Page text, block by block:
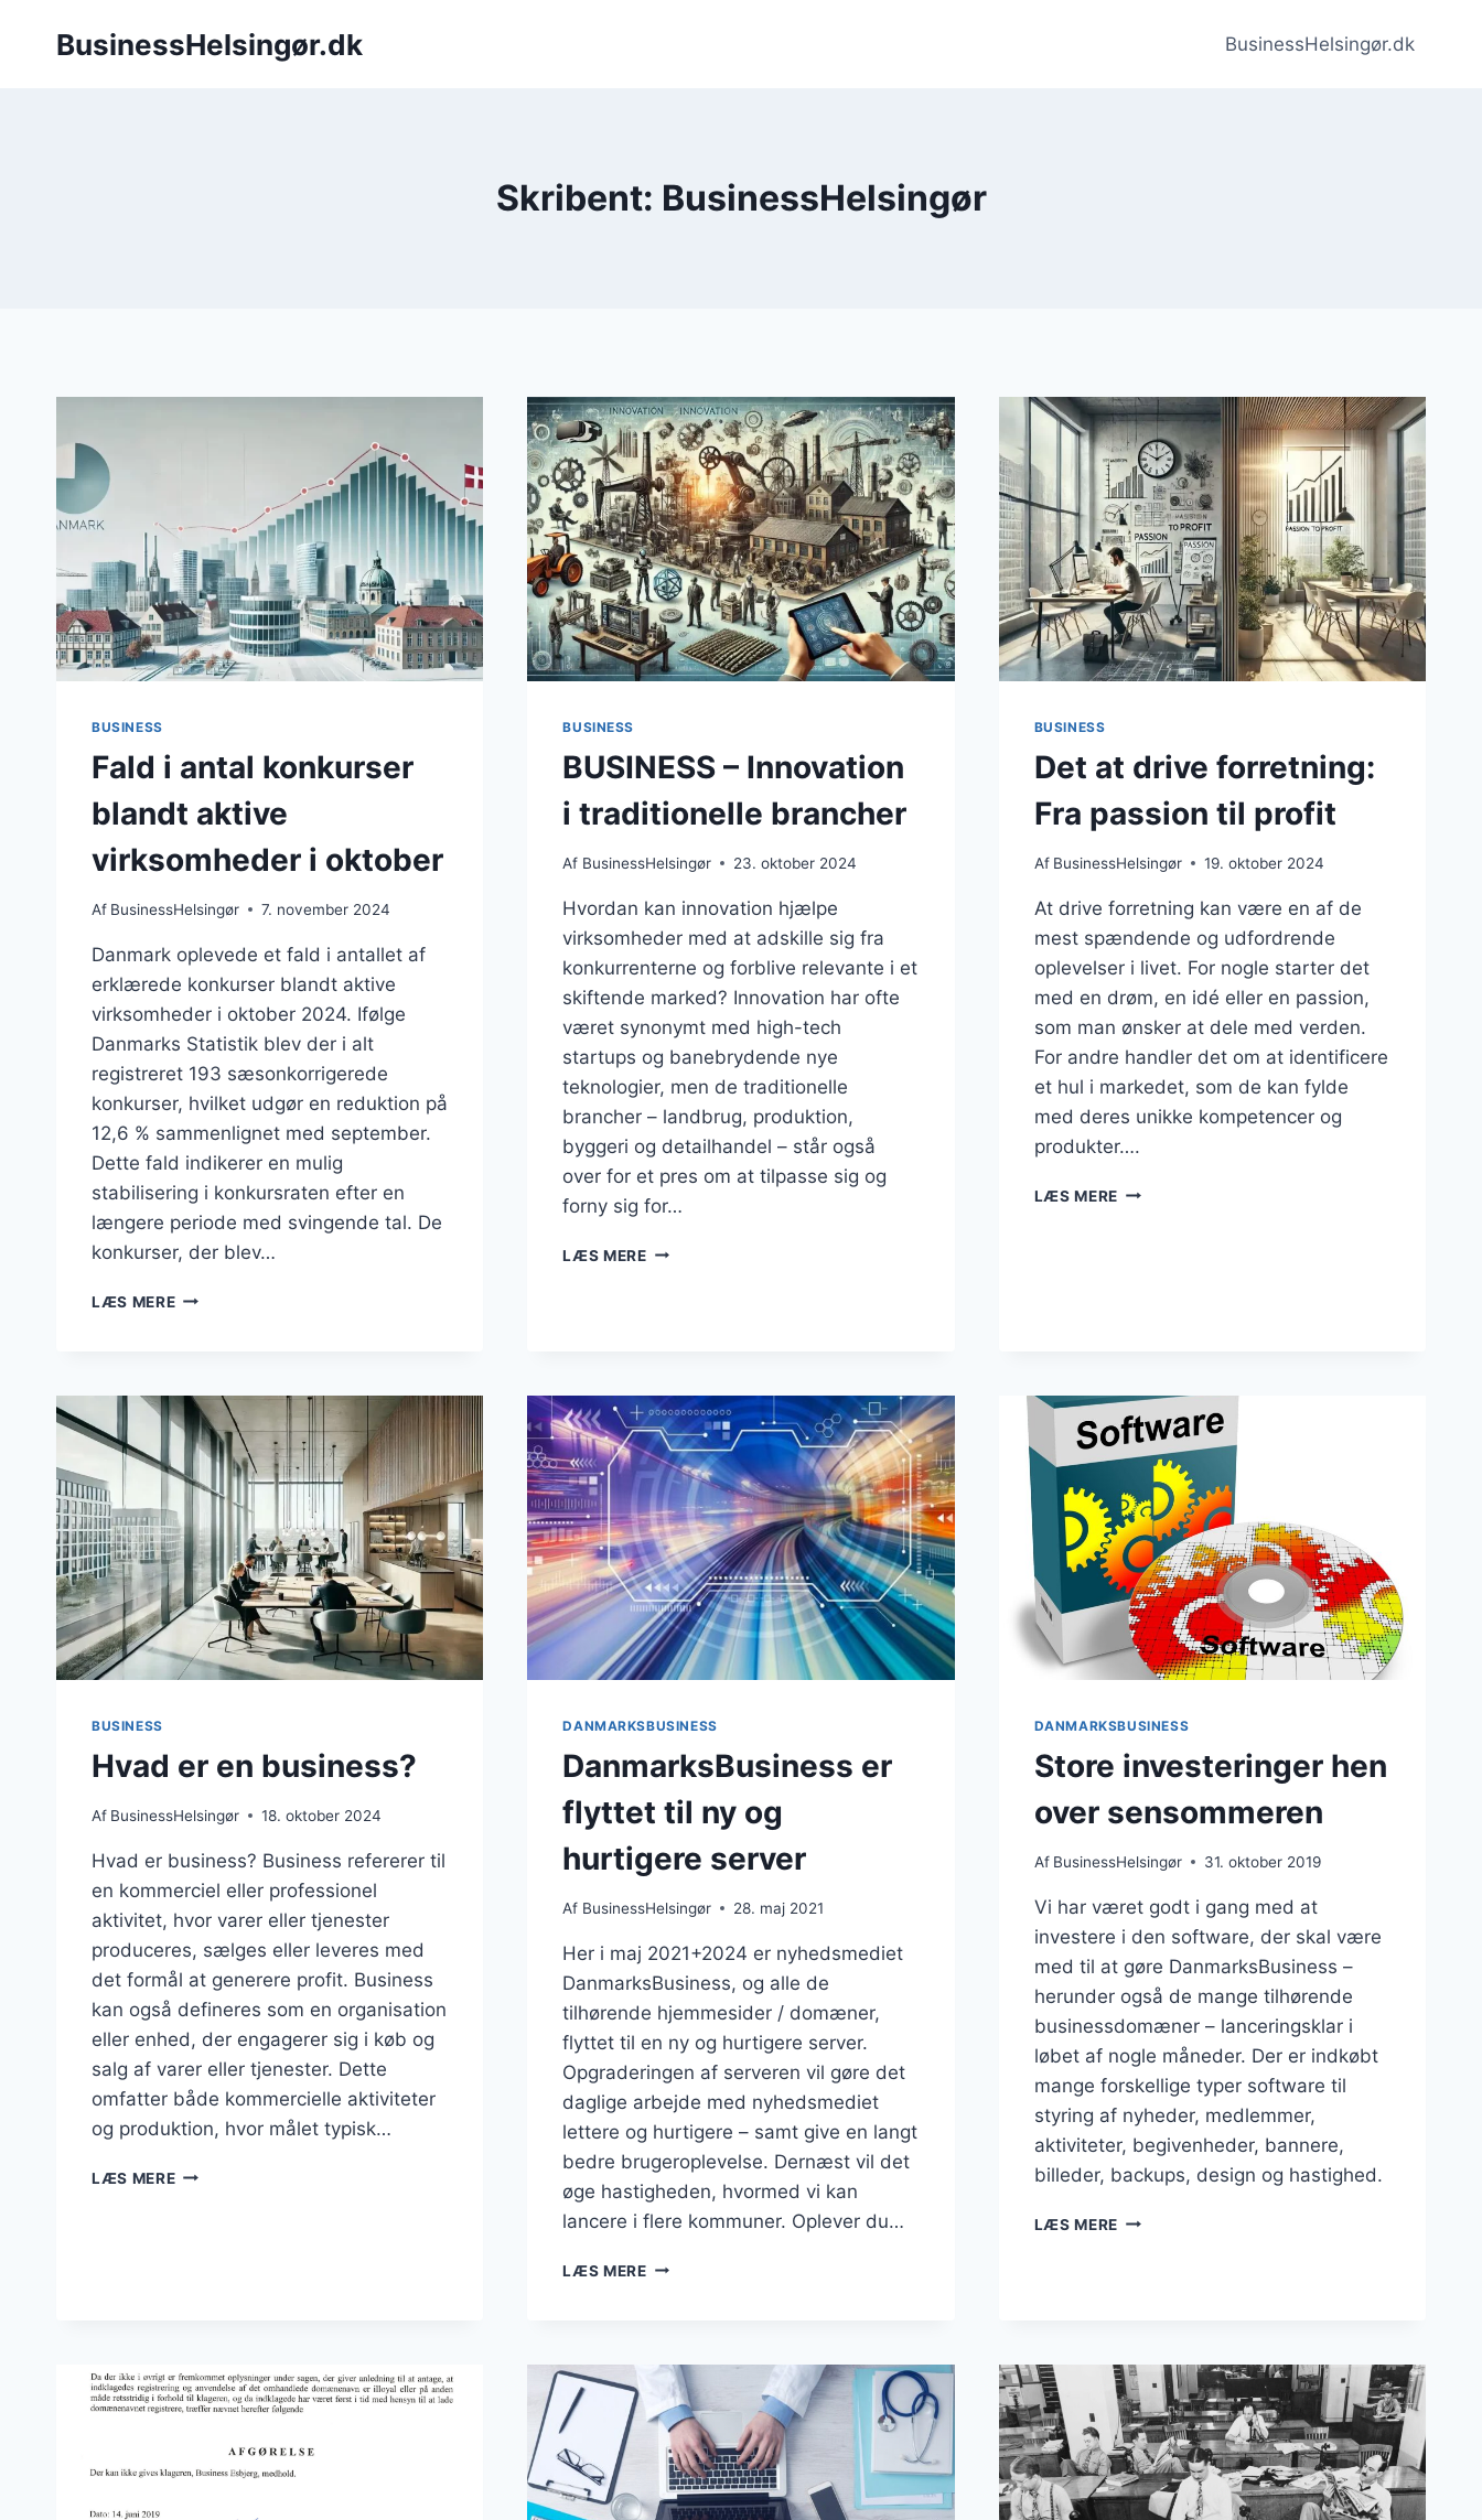
BusinessHelsingør.dk BusinessHelsingør.dk
Skribent: BusinessHelsingør
BUSINESS
Fald i antal konkurser
blandt aktive
virksomheder i oktober
Af BusinessHelsingør 7. november 2024
Danmark oplevede et fald i antallet af
erklærede konkurser blandt aktive
virksomheder i oktober 2024. Ifølge
Danmarks Statistik blev der i alt
registreret 193 sæsonkorrigerede
konkurser, hvilket udgør en reduktion på
12,6 % sammenlignet med september.
Dette fald indikerer en mulig
stabilisering i konkursraten efter en
længere periode med svingende tal. De
konkurser, der blev…
LÆS MEREFALD
AKTIVE
VIRKSOMHEDER
OKTOBER
BUSINESS
BUSINESS – Innovation
i traditionelle brancher
Af BusinessHelsingør 23. oktober 2024
Hvordan kan innovation hjælpe
virksomheder med at adskille sig fra
konkurrenterne og forblive relevante i et
skiftende marked? Innovation har ofte
været synonymt med high-tech
startups og banebrydende nye
teknologier, men de traditionelle
brancher – landbrug, produktion,
byggeri og detailhandel – står også
over for et pres om at tilpasse sig og
forny sig for…
LÆS MEREBUSINESS
BUSINESS
Det at drive forretning:
Fra passion til profit
Af BusinessHelsingør 19. oktober 2024
At drive forretning kan være en af de
mest spændende og udfordrende
oplevelser i livet. For nogle starter det
med en drøm, en idé eller en passion,
som man ønsker at dele med verden.
For andre handler det om at identificere
et hul i markedet, som de kan fylde
med deres unikke kompetencer og
produkter….
LÆS MERE DET
BUSINESS
Hvad er en business?
Af BusinessHelsingør 18. oktober 2024
Hvad er business? Business refererer til
en kommerciel eller professionel
aktivitet, hvor varer eller tjenester
produceres, sælges eller leveres med
det formål at generere profit. Business
kan også defineres som en organisation
eller enhed, der engagerer sig i køb og
salg af varer eller tjenester. Dette
omfatter både kommercielle aktiviteter
og produktion, hvor målet typisk…
LÆS MEREHVAD
DANMARKSBUSINESS
DanmarksBusiness er
flyttet til ny og
hurtigere server
Af BusinessHelsingør 28. maj 2021
Her i maj 2021+2024 er nyhedsmediet
DanmarksBusiness, og alle de
tilhørende hjemmesider / domæner,
flyttet til en ny og hurtigere server.
Opgraderingen af serveren vil gøre det
daglige arbejde med nyhedsmediet
lettere og hurtigere – samt give en langt
bedre brugeroplevelse. Dernæst vil det
øge hastigheden, hvormed vi kan
lancere i flere kommuner. Oplever du…
LÆS MEREDANMARKSBUSINESS
HURTIGERE
SERVER
DANMARKSBUSINESS
Store investeringer hen
over sensommeren
Af BusinessHelsingør 31. oktober 2019
Vi har været godt i gang med at
investere i den software, der skal være
med til at gøre DanmarksBusiness –
herunder også de mange tilhørende
businessdomæner – lanceringsklar i
løbet af nogle måneder. Der er indkøbt
mange forskellige typer software til
styring af nyheder, medlemmer,
aktiviteter, begivenheder, bannere,
billeder, backups, design og hastighed.
LÆS MERE STORE